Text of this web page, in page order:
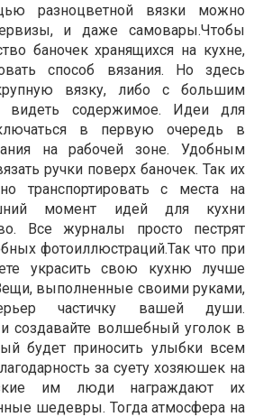
разноцветной вязки можно
и даже самовары.Чтобы
баночек хранящихся на кухне,
способ вязания. Но здесь
вязку, либо с большим
видеть содержимое. Идеи для
в первую очередь в
на рабочей зоне. Удобным
ручки поверх баночек. Так их
транспортировать с места на
момент идей для кухни
Все журналы просто пестрят
фотоиллюстраций.Так что при
украсить свою кухню лучше
выполненные своими руками,
частичку вашей души.
создавайте волшебный уголок в
будет приносить улыбки всем
за суету хозяюшек на
им люди награждают их
шедевры. Тогда атмосфера на